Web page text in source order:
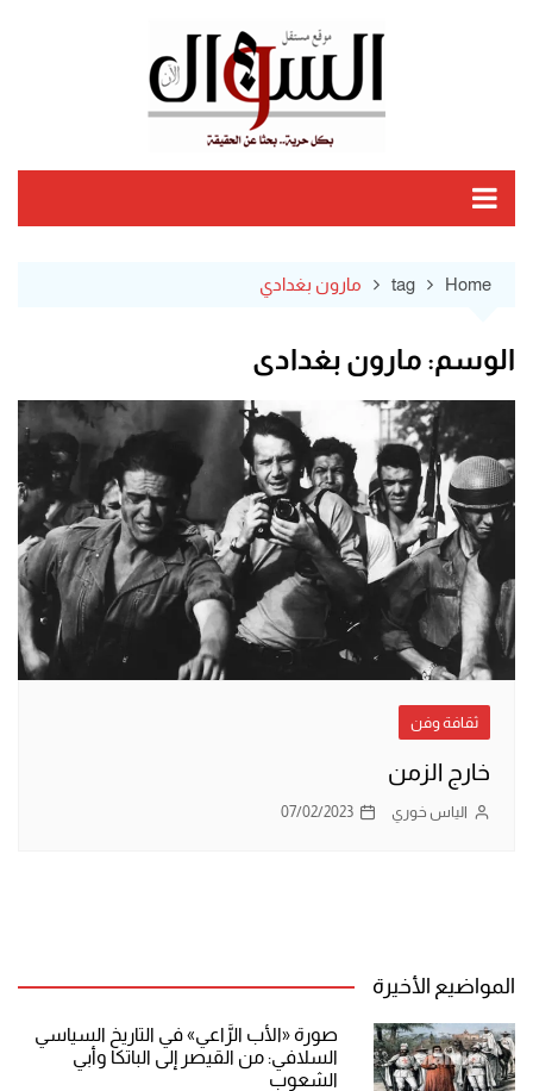
Home
tag مارون بغدادي
الوسم: مارون بغدادي
ثقافة وفن
خارج الزمن
الياس خوري 07/02/2023
المواضيع الأخيرة
صورة «الأب الرَّاعي» في التاريخ السياسي
السلافي: من القيصر إلى الباتكا وأبي
الشعوب